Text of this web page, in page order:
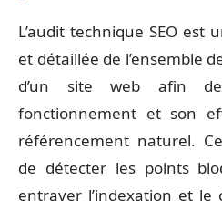
L’audit technique SEO est
et détaillée de l’ensemble
d’un site web afin
fonctionnement et son
référencement naturel.
de détecter les points
entraver l’indexation et le